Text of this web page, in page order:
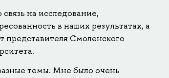
на исследование,
в наших результатах, а
представителя Смоленского
темы. Мне было очень